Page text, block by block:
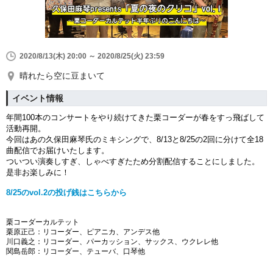
2020/8/13(木) 20:00 ～ 2020/8/25(火) 23:59
晴れたら空に豆まいて
イベント情報
年間 100本のコンサートをやり続けてきた栗コーダーが春をすっ飛ばして
活動再開。
今回はあの久保田麻琴氏のミキシングで、 8/13と 8/25の2回に分けて全18
曲配信でお届けいたします。
ついつい演奏しすぎ、しゃべすぎたため分割配信することにしました。
是非お楽しみに！
8/25のvol.2の投げ銭はこちらから
栗コーダーカルテット
栗原正己：リコーダー、ピアニカ、アンデス他
川口義之：リコーダー、パーカッション、サックス、ウクレレ他
関島岳郎：リコーダー、テューバ、口琴他